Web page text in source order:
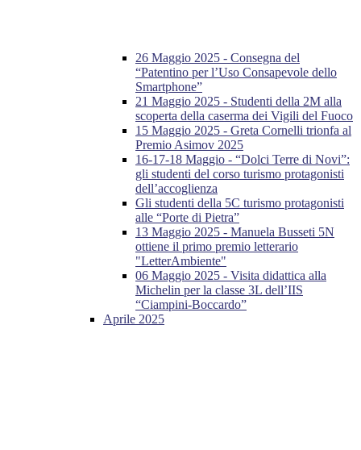
26 Maggio 2025 - Consegna del
“Patentino per l’Uso Consapevole dello
Smartphone”
21 Maggio 2025 - Studenti della 2M alla
scoperta della caserma dei Vigili del Fuoco
15 Maggio 2025 - Greta Cornelli trionfa al
Premio Asimov 2025
16-17-18 Maggio - “Dolci Terre di Novi”:
gli studenti del corso turismo protagonisti
dell’accoglienza
Gli studenti della 5C turismo protagonisti
alle “Porte di Pietra”
13 Maggio 2025 - Manuela Busseti 5N
ottiene il primo premio letterario
"LetterAmbiente"
06 Maggio 2025 - Visita didattica alla
Michelin per la classe 3L dell’IIS
“Ciampini-Boccardo”
Aprile 2025